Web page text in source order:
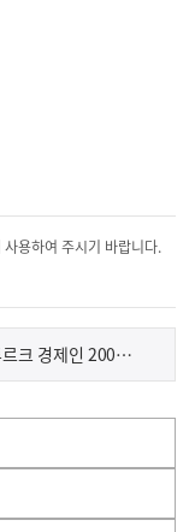
용하여 주시기 바랍니다.
[한-투르크메니스탄 비즈니스 포럼] 한-투르크 경제인 200여 명 참석, 양국 교류의 1등 공신 경제인